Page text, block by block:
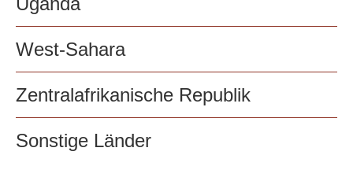
West-Sahara
Zentralafrikanische Republik
Sonstige Länder